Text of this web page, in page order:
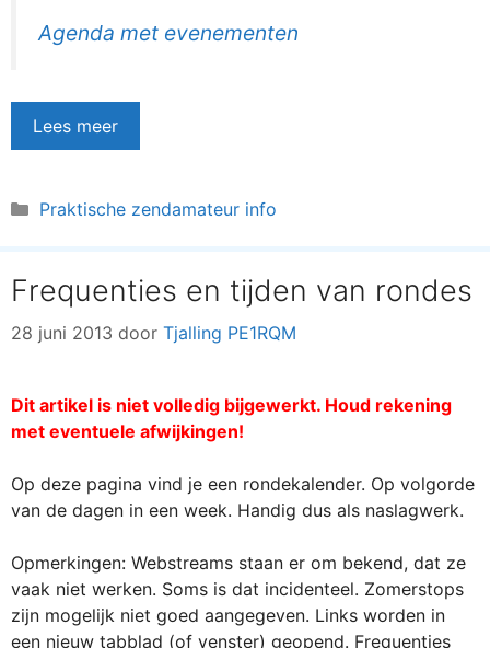
Agenda met evenementen
Lees meer
Categorieën
Praktische zendamateur info
Frequenties en tijden van rondes
28 juni 2013 door Tjalling PE1RQM
Dit artikel is niet volledig bijgewerkt. Houd rekening
met eventuele afwijkingen!
Op deze pagina vind je een rondekalender. Op volgorde
van de dagen in een week. Handig dus als naslagwerk.
Opmerkingen: Webstreams staan er om bekend, dat ze
vaak niet werken. Soms is dat incidenteel. Zomerstops
zijn mogelijk niet goed aangegeven. Links worden in
een nieuw tabblad (of venster) geopend. Frequenties